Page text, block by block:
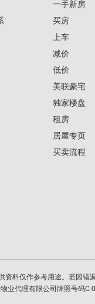
一手新房
买房
上车
减价
低价
美联豪宅
独家楼盘
租房
居屋专页
买卖流程
资料仅作参考用途。若因错
业代理有限公司牌照号码C-